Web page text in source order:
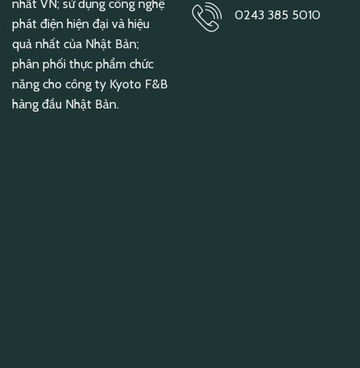
nhất VN; sử dụng công nghệ
phát điện hiện đại và hiệu
quả nhất của Nhật Bản;
phân phối thực phẩm chức
năng cho công ty Kyoto F&B
hàng đầu Nhật Bản.
0243 385 5010